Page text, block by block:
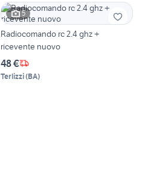
5
Radiocomando rc 2.4 ghz +
ricevente nuovo
48 €
Terlizzi(BA)